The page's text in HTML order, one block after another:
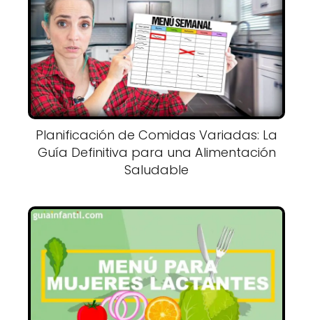
Planificación de Comidas Variadas: La
Guía Definitiva para una Alimentación
Saludable